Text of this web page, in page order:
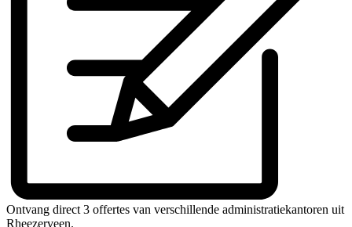
Ontvang direct 3 offertes van verschillende administratiekantoren uit
Rheezerveen.